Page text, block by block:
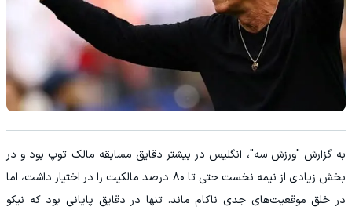
به گزارش "ورزش سه"، انگلیس در بیشتر دقایق مسابقه مالک توپ بود و در
بخش زیادی از نیمه نخست حتی تا ۸۰ درصد مالکیت را در اختیار داشت، اما
در خلق موقعیت‌های جدی ناکام ماند. تنها در دقایق پایانی بود که نیکو